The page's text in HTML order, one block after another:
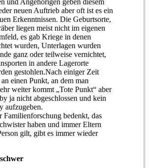
und Angehörigen geben diesem
neuen Auftrieb aber oft ist es ein
Erkenntnissen. Die Geburtsorte,
liegen meist nicht im eigenen
es gab Kriege in denen
wurden, Unterlagen wurden
ganz oder teilweise vernichtet,
in andere Lagerorte
gestohlen.Nach einiger Zeit
einen Punkt, an dem man
weiter kommt „Tote Punkt“ aber
ja nicht abgeschlossen und kein
aufzugeben.
Familienforschung bedenkt, das
haben und immer Eltern
gilt, gibt es immer wieder